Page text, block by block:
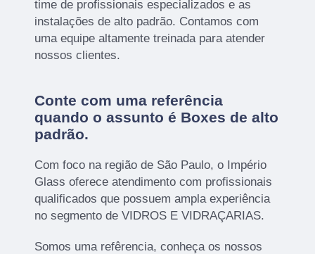
time de profissionais especializados e as
instalações de alto padrão. Contamos com
uma equipe altamente treinada para atender
nossos clientes.
Conte com uma referência
quando o assunto é Boxes de alto
padrão.
Com foco na região de São Paulo, o Império
Glass oferece atendimento com profissionais
qualificados que possuem ampla experiência
no segmento de VIDROS E VIDRAÇARIAS.
Somos uma refêrencia, conheça os nossos